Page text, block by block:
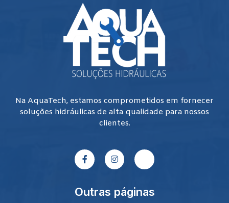
Na AquaTech, estamos comprometidos em fornecer
soluções hidráulicas de alta qualidade para nossos
clientes.
Outras páginas